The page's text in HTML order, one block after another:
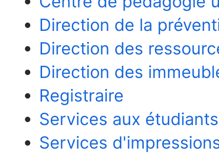
Direction de la
Direction des
Direction des
Registraire
Services aux étudiants
Services